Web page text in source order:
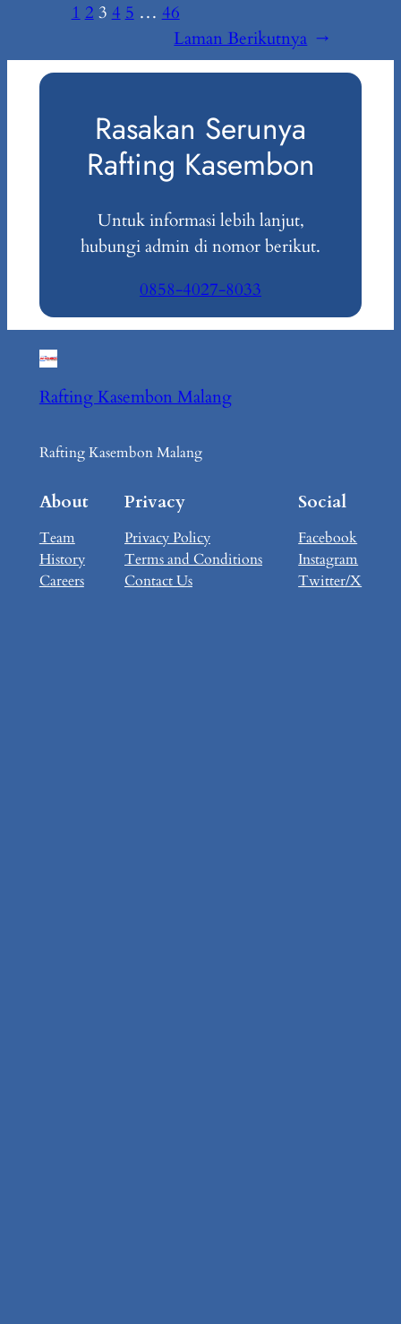
12 3 45 … 46
Laman Berikutnya →
Rasakan Serunya
Rafting Kasembon
Untuk informasi lebih lanjut,
hubungi admin di nomor berikut.
0858-4027-8033
Rafting Kasembon Malang
Rafting Kasembon Malang
About
Team
History
Careers
Privacy
Privacy Policy
Terms and Conditions
Contact Us
Social
Facebook
Instagram
Twitter/X